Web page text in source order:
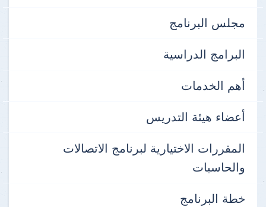
مجلس البرنامج
البرامج الدراسية
أهم الخدمات
أعضاء هيئة التدريس
المقررات الاختيارية لبرنامج الاتصالات
والحاسبات
خطة البرنامج